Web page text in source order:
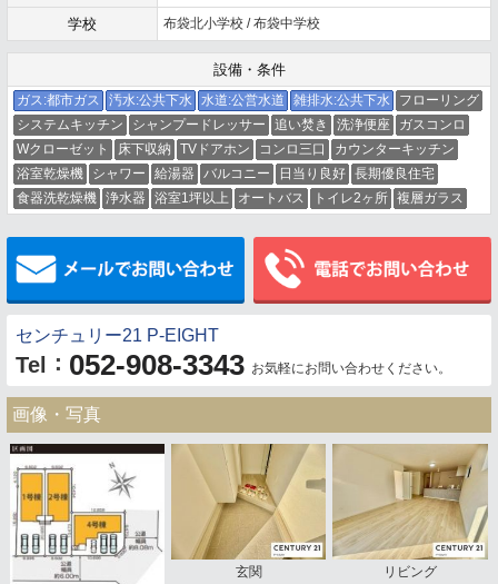
学校 布袋北小学校 / 布袋中学校
設備・条件
ガス:都市ガス 汚水:公共下水 水道:公営水道 雑排水:公共下水
フローリング
システムキッチン
シャンプードレッサー 追い焚き 洗浄便座
ガスコンロ
Wクローゼット
床下収納 TVドアホン コンロ三口
カウンターキッチン
浴室乾燥機
シャワー 給湯器 バルコニー 日当り良好 長期優良住宅
食器洗乾燥機 浄水器 浴室1坪以上 オートバス トイレ2ヶ所 複層ガラス
メールでお問い合わせ
センチュリー21 P-EIGHT
Tel ： 052-908-3343 お気軽にお問い合わせください。
画像・写真
玄関 リビング